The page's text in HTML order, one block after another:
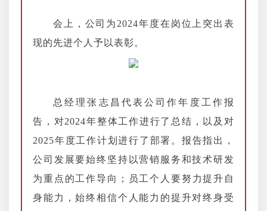
会上，公司为2024年度在岗位上突出表
现的先进个人予以表彰。
总经理张志昌代表公司作年度工作报
告，对2024年整体工作进行了总结，以及对
2025年度工作计划进行了部署。报告指出，
公司发展要始终坚持以营销服务和技术研发
为重点的工作导向；员工个人要努力提升自
身能力，始终相信个人能力的提升对终身受